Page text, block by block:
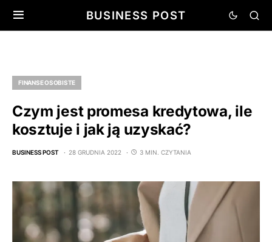
BUSINESS POST
FINANSE OSOBISTE
Czym jest promesa kredytowa, ile
kosztuje i jak ją uzyskać?
BUSINESS POST 28 GRUDNIA 2022 3 MIN. CZYTANIA